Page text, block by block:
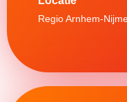
Regio Arnhem-